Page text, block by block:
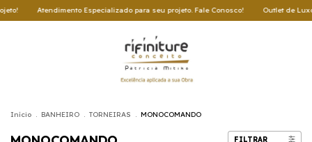
Especializado para seu projeto. Fale Conosco! Outlet de Luxo:
Início . BANHEIRO . TORNEIRAS . MONOCOMANDO
FILTRAR